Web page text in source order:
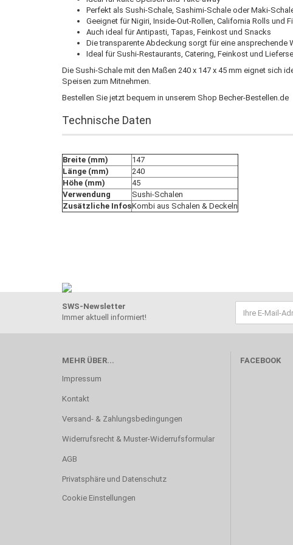
Perfekt als Sushi-Schale, Sashimi-Schale oder Maki-
Geeignet für Nigiri, Inside-Out-Rollen, California Rolls und
Auch ideal für Antipasti, Tapas, Feinkost und Snacks
Die transparente Abdeckung sorgt für eine ansprechende
Ideal für Sushi-Restaurants, Catering, Feinkost und
Die Sushi-Schale mit den Maßen 240 x 147 x 45 mm eignet sich
Speisen zum Mitnehmen.
Bestellen Sie jetzt bequem in unserem Shop Becher-Bestellen.de
Technische Daten
Breite (mm)
147
Länge (mm)
240
Höhe (mm)
45
Verwendung
Sushi-Schalen
Zusätzliche InfosKombi aus Schalen & Deckeln
SWS-Newsletter
Immer aktuell informiert!
MEHR ÜBER...
Impressum
Kontakt
Versand- & Zahlungsbedingungen
Widerrufsrecht & Muster-Widerrufsformular
AGB
Privatsphäre und Datenschutz
Cookie Einstellungen
FACEBOOK